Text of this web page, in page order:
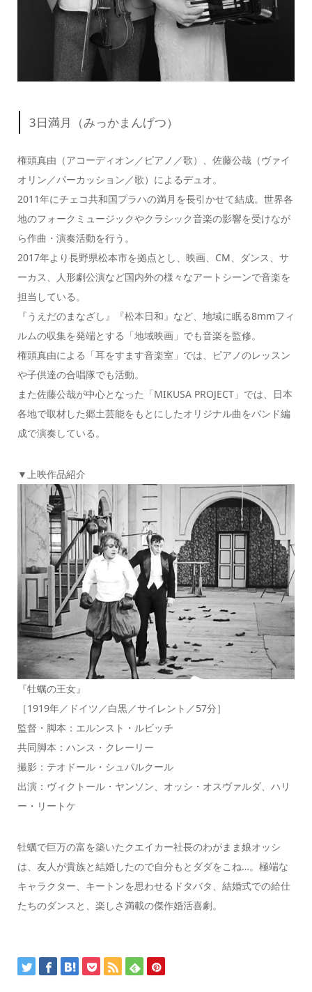
3日満月（みっかまんげつ）
権頭真由（アコーディオン／ピアノ／歌）、佐藤公哉（ヴァイ
オリン／パーカッション／歌）によるデュオ。
2011年にチェコ共和国プラハの満月を長引かせて結成。世界各
地のフォークミュージックやクラシック音楽の影響を受けなが
ら作曲・演奏活動を行う。
2017年より長野県松本市を拠点とし、映画、CM、ダンス、サ
ーカス、人形劇公演など国内外の様々なアートシーンで音楽を
担当している。
『うえだのまなざし』『松本日和』など、地域に眠る8mmフィ
ルムの収集を発端とする「地域映画」でも音楽を監修。
権頭真由による「耳をすます音楽室」では、ピアノのレッスン
や子供達の合唱隊でも活動。
また佐藤公哉が中心となった「MIKUSA PROJECT」では、日本
各地で取材した郷土芸能をもとにしたオリジナル曲をバンド編
成で演奏している。
▼上映作品紹介
『牡蠣の王女』
［1919年／ドイツ／白黒／サイレント／57分］
監督・脚本：エルンスト・ルビッチ
共同脚本：ハンス・クレーリー
撮影：テオドール・シュパルクール
出演：ヴィクトール・ヤンソン、オッシ・オスヴァルダ、ハリ
ー・リートケ
牡蠣で巨万の富を築いたクエイカー社長のわがまま娘オッシ
は、友人が貴族と結婚したので自分もとダダをこね…。極端な
キャラクター、キートンを思わせるドタバタ、結婚式での給仕
たちのダンスと、楽しさ満載の傑作婚活喜劇。